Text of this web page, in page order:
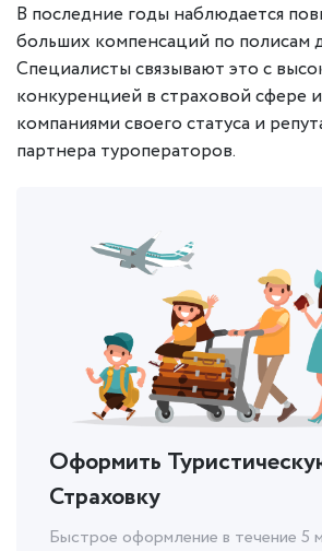
В последние годы наблюдается
больших компенсаций по полисам
Специалисты связывают это с
конкуренцией в страховой сфере
компаниями своего статуса и
партнера туроператоров.
Оформить
Страховку
Быстрое оформление в течение 5